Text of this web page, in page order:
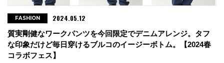
質実剛健なワークパンツを今回限定でデニムアレンジ。タフ
な印象だけど毎日穿けるブルコのイージーボトム。【2024春
コラボフェス】
FASHION 2024.05.12